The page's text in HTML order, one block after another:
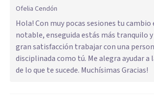
Ofelia Cendón
Hola! Con muy pocas sesiones tu cambio
notable, enseguida estás más tranquilo
gran satisfacción trabajar con una
disciplinada como tú. Me alegra ayudar a
de lo que te sucede. Muchísimas Gracias!